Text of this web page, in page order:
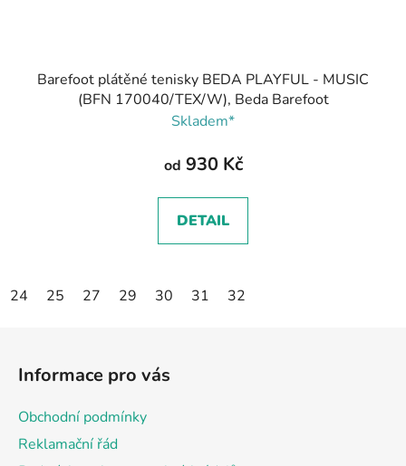
Barefoot plátěné tenisky BEDA PLAYFUL - MUSIC
(BFN 170040/TEX/W), Beda Barefoot
Skladem*
od 930 Kč
DETAIL
24 25 27 29 30 31 32
Informace pro vás
Obchodní podmínky
Reklamační řád